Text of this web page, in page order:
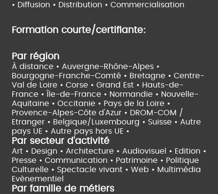
• Diffusion • Distribution • Commercialisation
Formation courte/certifiante:
Par région
À distance • Auvergne-Rhône-Alpes •
Bourgogne-Franche-Comté • Bretagne • Centre-
Val de Loire • Corse • Grand Est • Hauts-de-
France •
Île-de-France • Normandie • Nouvelle-
Aquitaine • Occitanie • Pays de la Loire •
Provence-Alpes-Côte d'Azur • DROM-COM /
Etranger • Belgique/Luxembourg • Suisse • Autre
pays UE • Autre pays hors UE •
Par secteur d'activité
Art • Design • Architecture • Audiovisuel • Edition •
Presse • Communication • Patrimoine • Politique
Culturelle • Spectacle vivant • Web • Multimédia
Evènementiel
Par famille de métiers